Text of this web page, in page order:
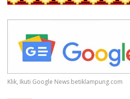
Klik, Ikuti Google News betiklampung.com